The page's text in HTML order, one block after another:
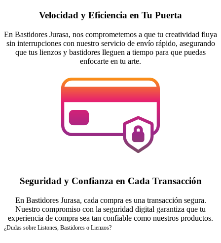
Velocidad y Eficiencia en Tu Puerta
En Bastidores Jurasa, nos comprometemos a que tu creatividad fluya
sin interrupciones con nuestro servicio de envío rápido, asegurando
que tus lienzos y bastidores lleguen a tiempo para que puedas
enfocarte en tu arte.
Seguridad y Confianza en Cada Transacción
En Bastidores Jurasa, cada compra es una transacción segura.
Nuestro compromiso con la seguridad digital garantiza que tu
experiencia de compra sea tan confiable como nuestros productos.
¿Dudas sobre Listones, Bastidores o Lienzos?